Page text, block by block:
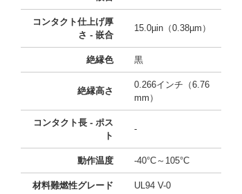
コンタクト仕上げ厚
さ - 嵌合
15.0µin（0.38µm）
絶縁色 黒
絶縁高さ
0.266インチ（6.76
mm）
コンタクト長 - ポス
ト
-
動作温度 -40°C～105°C
材料難燃性グレード UL94 V-0